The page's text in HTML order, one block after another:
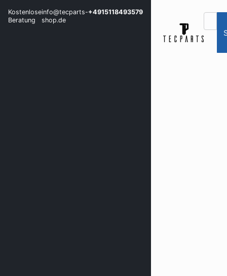
Kostenlose
Beratung
info@tecparts-
shop.de
+4915118493579